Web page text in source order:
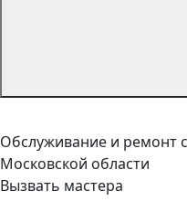
Обслуживание и ремонт
Московской области
Вызвать мастера